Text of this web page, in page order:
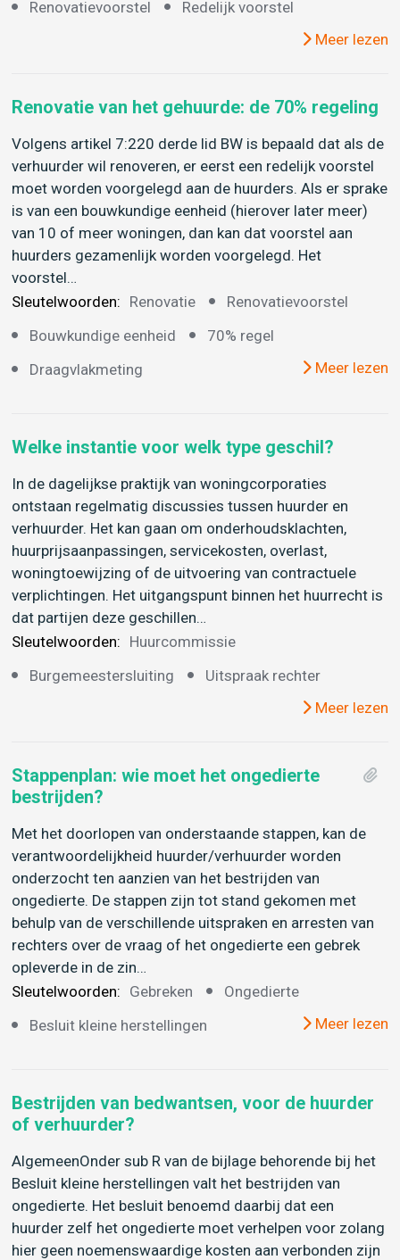
Renovatievoorstel
Redelijk voorstel
Meer lezen
Renovatie van het gehuurde: de 70% regeling
Volgens artikel 7:220 derde lid BW is bepaald dat als de
verhuurder wil renoveren, er eerst een redelijk voorstel
moet worden voorgelegd aan de huurders. Als er sprake
is van een bouwkundige eenheid (hierover later meer)
van 10 of meer woningen, dan kan dat voorstel aan
huurders gezamenlijk worden voorgelegd. Het
voorstel…
Sleutelwoorden: Renovatie
Renovatievoorstel
Bouwkundige eenheid
70% regel
Draagvlakmeting
Meer lezen
Welke instantie voor welk type geschil?
In de dagelijkse praktijk van woningcorporaties
ontstaan regelmatig discussies tussen huurder en
verhuurder. Het kan gaan om onderhoudsklachten,
huurprijsaanpassingen, servicekosten, overlast,
woningtoewijzing of de uitvoering van contractuele
verplichtingen. Het uitgangspunt binnen het huurrecht is
dat partijen deze geschillen…
Sleutelwoorden: Huurcommissie
Burgemeestersluiting
Uitspraak rechter
Meer lezen
Stappenplan: wie moet het ongedierte
bestrijden?
Met het doorlopen van onderstaande stappen, kan de
verantwoordelijkheid huurder/verhuurder worden
onderzocht ten aanzien van het bestrijden van
ongedierte. De stappen zijn tot stand gekomen met
behulp van de verschillende uitspraken en arresten van
rechters over de vraag of het ongedierte een gebrek
opleverde in de zin…
Sleutelwoorden: Gebreken
Ongedierte
Besluit kleine herstellingen
Meer lezen
Bestrijden van bedwantsen, voor de huurder
of verhuurder?
AlgemeenOnder sub R van de bijlage behorende bij het
Besluit kleine herstellingen valt het bestrijden van
ongedierte. Het besluit benoemd daarbij dat een
huurder zelf het ongedierte moet verhelpen voor zolang
hier geen noemenswaardige kosten aan verbonden zijn